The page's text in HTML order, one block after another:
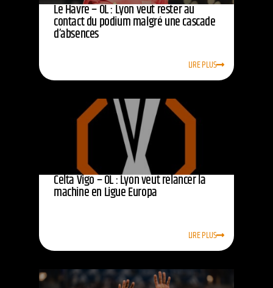
Le Havre – OL : Lyon veut rester au
contact du podium malgré une cascade
d’absences
LIRE PLUS
Celta Vigo – OL : Lyon veut relancer la
machine en Ligue Europa
LIRE PLUS